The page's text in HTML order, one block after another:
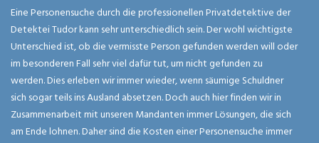
Eine Personensuche durch die professionellen Privatdetektive der
Detektei Tudor kann sehr unterschiedlich sein. Der wohl wichtigste
Unterschied ist, ob die vermisste Person gefunden werden will oder
im besonderen Fall sehr viel dafür tut, um nicht gefunden zu
werden. Dies erleben wir immer wieder, wenn säumige Schuldner
sich sogar teils ins Ausland absetzen. Doch auch hier finden wir in
Zusammenarbeit mit unseren Mandanten immer Lösungen, die sich
am Ende lohnen. Daher sind die Kosten einer Personensuche immer